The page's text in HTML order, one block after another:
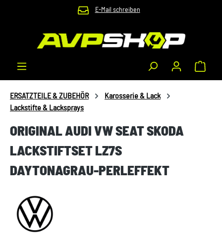
Zum Hauptinhalt springen E-Mail schreiben
ERSATZTEILE & ZUBEHÖR
Karosserie & Lack
Lackstifte & Lacksprays
ORIGINAL AUDI VW SEAT SKODA
LACKSTIFTSET LZ7S
DAYTONAGRAU-PERLEFFEKT